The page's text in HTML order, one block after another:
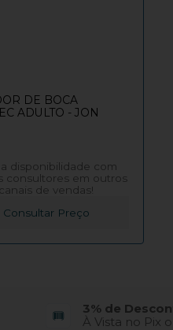
DE BOCA
ADULTO - JON
a disponibilidade com
consultores em outros
canais de vendas!
Consultar Preço
3% de
À Vista no Pix